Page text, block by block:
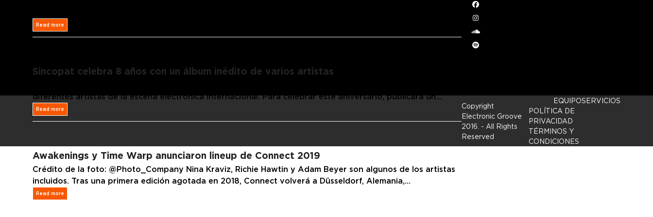
Read more
Sincopat celebra 8 años con un álbum inédito de varios artistas
diferentes artistas de la escena electrónica internacional. Para celebrar este aniversario, publicará un…
Read more
Awakenings y Time Warp anunciaron lineup de Connect 2019
Crédito de la foto: @Photo_Company Nina Kraviz, Richie Hawtin y Adam Beyer son algunos de los artistas
incluidos. Tras una primera edición agotada en 2018, Connect volverá a Düsseldorf, Alemania,…
Read more
Facebook
Instagram
soundcloud
Spotify
Copyright
Electronic Groove
2016. - All Rights
Reserved
EQUIPOSERVICIOS
POLÍTICA DE
PRIVACIDAD
TÉRMINOS Y
CONDICIONES